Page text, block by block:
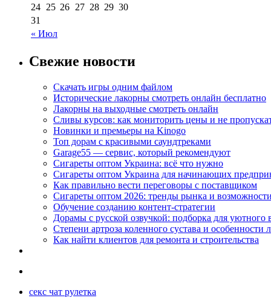
« Июл
24 25 26 27 28 29 30
31
Свежие новости
Скачать игры одним файлом
Исторические лакорны смотреть онлайн бесплатно
Лакорны на выходные смотреть онлайн
Сливы курсов: как мониторить цены и не
Новинки и премьеры на Kinogo
Топ дорам с красивыми саундтреками
Garage55 — сервис, который рекомендуют
Сигареты оптом Украина: всё что нужно
Сигареты оптом Украина для начинающих
Как правильно вести переговоры с поставщиком
Сигареты оптом 2026: тренды рынка и возможности
Обучение созданию контент-стратегии
Дорамы с русской озвучкой: подборка для уютного
Степени артроза коленного сустава и особенности
Как найти клиентов для ремонта и строительства
секс чат рулетка